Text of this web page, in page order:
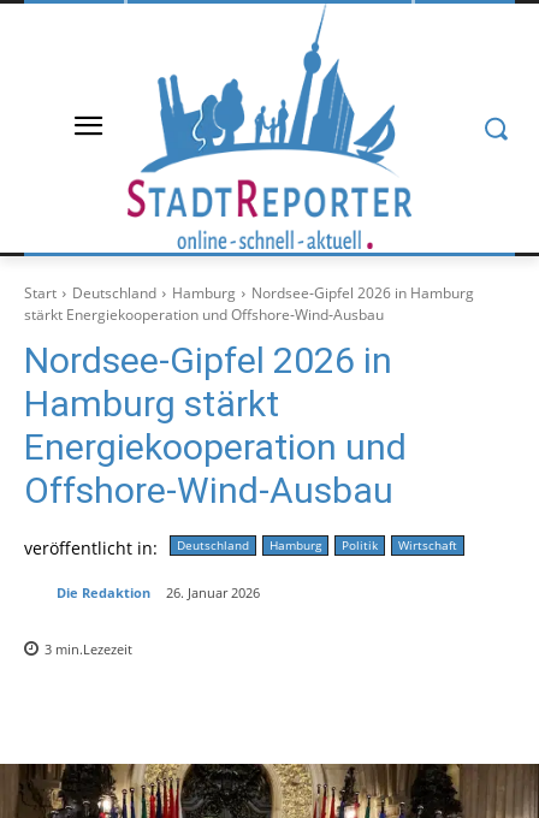
Start Deutschland Hamburg
Nordsee‑Gipfel 2026 in Hamburg
stärkt Energiekooperation und Offshore‑Wind‑Ausbau
Nordsee‑Gipfel 2026 in
Hamburg stärkt
Energiekooperation und
Offshore‑Wind‑Ausbau
veröffentlicht in: Deutschland Hamburg Politik Wirtschaft
Die Redaktion 26. Januar 2026
3 min.Lezezeit